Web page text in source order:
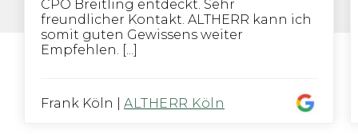
CPO Breitling entdeckt. Sehr
freundlicher Kontakt. ALTHERR kann ich
somit guten Gewissens weiter
Empfehlen. [...]
Frank Köln ALTHERR Köln